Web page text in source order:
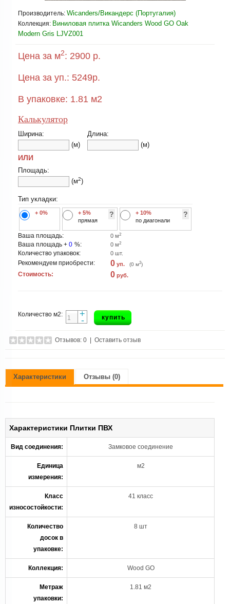
Производитель: Wicanders/Викандерс (Португалия)
Коллекция: Виниловая плитка Wicanders Wood GO Oak
Modern Gris LJVZ001
Цена за м2: 2900 р.
Цена за уп.: 5249р.
В упаковке: 1.81 м2
Калькулятор
Ширина:
(м)
Длина:
(м)
ИЛИ
Площадь:
(м2)
Тип укладки:
+ 0%
+ 5%
прямая
?
+ 10%
по диагонали
?
Ваша площадь: 0 м2
Ваша площадь + 0 %: 0 м2
Количество упаковок: 0 шт.
Рекомендуем приобрести: 0 уп. (0 м2)
Стоимость: 0 руб.
Количество м2: +
- купить
Отзывов: 0 Оставить отзыв
Характеристики Отзывы (0)
Характеристики Плитки ПВХ
Вид соединения: Замковое соединение
Единица
измерения:
м2
Класс
износостойкости:
41 класс
Количество
досок в
упаковке:
8 шт
Коллекция: Wood GO
Метраж
упаковки:
1.81 м2